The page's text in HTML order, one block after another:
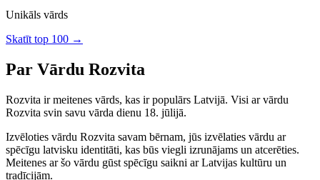
Unikāls vārds
Skatīt top 100 →
Par Vārdu Rozvita
Rozvita irmeitenes vārds, kas ir populārs Latvijā. Visi ar vārdu
Rozvita svin savu vārda dienu 18. jūlijā.
Izvēloties vārdu Rozvita savam bērnam, jūs izvēlaties vārdu ar
spēcīgu latvisku identitāti, kas būs viegli izrunājams un atcerēties.
Meitenes ar šo vārdu gūst spēcīgu saikni ar Latvijas kultūru un
tradīcijām.